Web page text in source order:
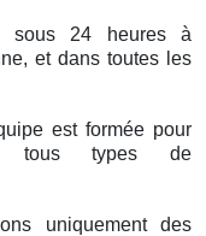
sous 24 heures à
et dans toutes les
est formée pour
tous types de
uniquement des